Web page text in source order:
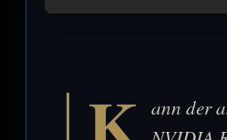
ann der